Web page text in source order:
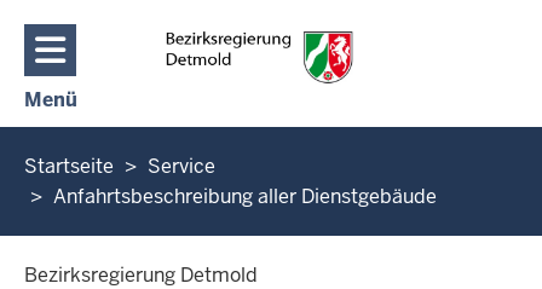
Direkt zum Inhalt
Menü
Sie
befinden
Startseite
Service
Anfahrtsbeschreibung aller Dienstgebäude
Bezirksregierung Detmold